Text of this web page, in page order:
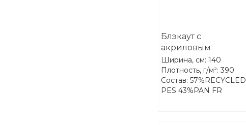
Блэкаут с
акриловым
покрытием FR-One
Darkness 05-Silver
Ширина, см: 140
Плотность, г/м²: 390
Состав: 57%RECYCLED
PES 43%PAN FR